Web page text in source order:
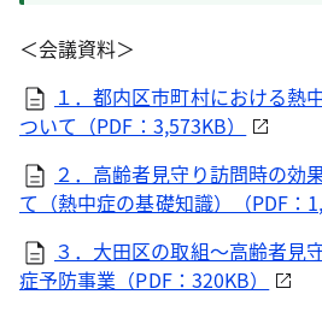
＜会議資料＞
１．都内区市町村における熱
ついて（PDF：3,573KB）
２．高齢者見守り訪問時の効
て（熱中症の基礎知識）（PDF：
３．大田区の取組～高齢者見
症予防事業（PDF：320KB）